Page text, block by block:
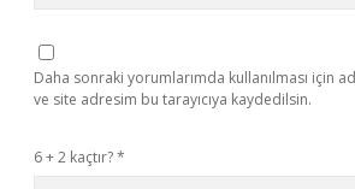
Daha sonraki yorumlarımda kullanılması için
ve site adresim bu tarayıcıya kaydedilsin.
6 + 2 kaçtır?*